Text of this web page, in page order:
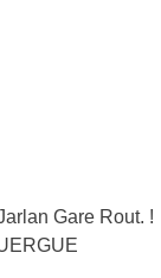
Gare Rout. !